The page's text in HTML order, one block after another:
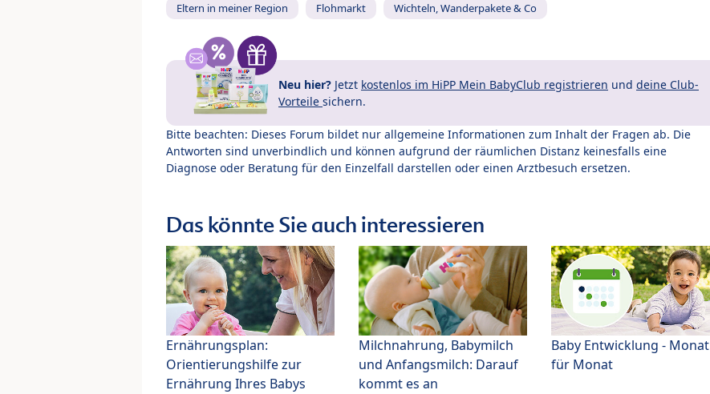
Eltern in meiner Region Flohmarkt Wichteln, Wanderpakete & Co
Neu hier? Jetzt kostenlos im HiPP Mein BabyClub registrieren und deine Club-
Vorteile sichern.
Bitte beachten: Dieses Forum bildet nur allgemeine Informationen zum Inhalt der Fragen ab. Die
Antworten sind unverbindlich und können aufgrund der räumlichen Distanz keinesfalls eine
Diagnose oder Beratung für den Einzelfall darstellen oder einen Arztbesuch ersetzen.
Das könnte Sie auch interessieren
Ernährungsplan:
Orientierungshilfe zur
Ernährung Ihres Babys
Milchnahrung, Babymilch
und Anfangsmilch: Darauf
kommt es an
Baby Entwicklung - Monat
für Monat